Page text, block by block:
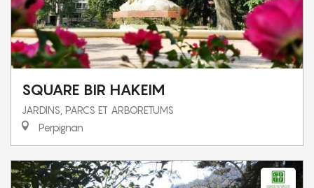
SQUARE BIR HAKEIM
JARDINS, PARCS ET ARBORETUMS
Perpignan